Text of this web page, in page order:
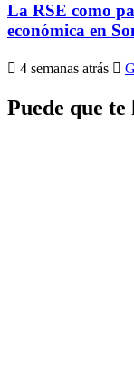
La RSE como
económica en
4 semanas atrás
Puede que